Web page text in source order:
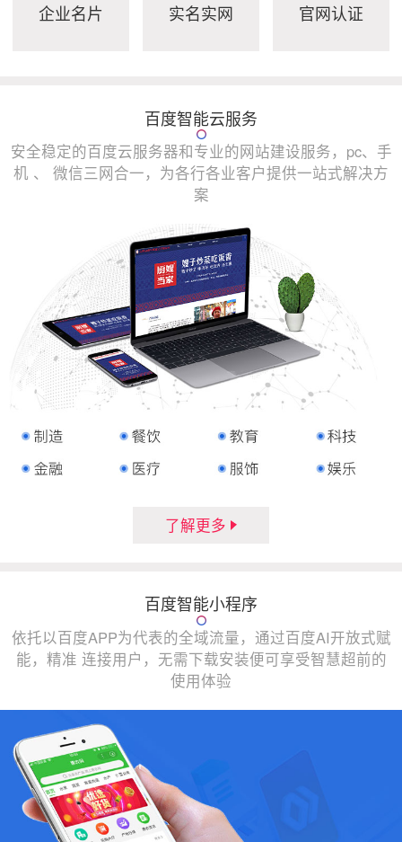
企业名片 实名实网 官网认证
百度智能云服务
安全稳定的百度云服务器和专业的网站建设服务，pc、手
机 、 微信三网合一，为各行各业客户提供一站式解决方
案
了解更多
百度智能小程序
依托以百度APP为代表的全域流量，通过百度AI开放式赋
能，精准 连接用户，无需下载安装便可享受智慧超前的
使用体验